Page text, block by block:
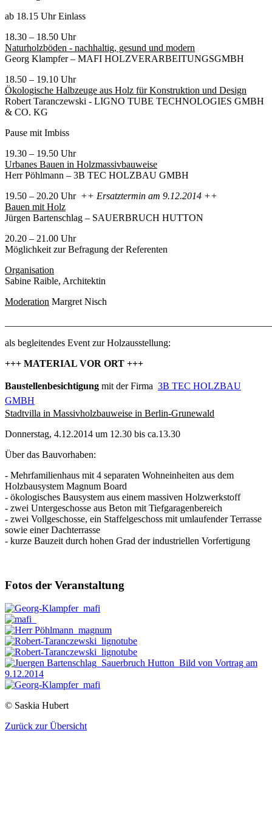
ab 18.15 Uhr Einlass
18.30 – 18.50 Uhr
Naturholzböden - nachhaltig, gesund und modern
Georg Klampfer – MAFI HOLZVERARBEITUNGSGMBH
18.50 – 19.10 Uhr
Ökologische Halbzeuge aus Holz für Konstruktion und Design
Robert Taranczewski - LIGNO TUBE TECHNOLOGIES GMBH
& CO. KG
Pause mit Imbiss
19.30 – 19.50 Uhr
Urbanes Bauen in Holzmassivbauweise
Herr Pöhlmann – 3B TEC HOLZBAU GMBH
19.50 – 20.20 Uhr ++ Ersatztermin am 9.12.2014 ++
Bauen mit Holz
Jürgen Bartenschlag – SAUERBRUCH HUTTON
20.20 – 21.00 Uhr
Möglichkeit zur Befragung der Referenten
Organisation
Sabine Raible, Architektin
Moderation Margret Nisch
als begleitendes Event zur Holzausstellung:
+++ MATERIAL VOR ORT +++
Baustellenbesichtigung mit der Firma 3B TEC HOLZBAU
GMBH
Stadtvilla in Massivholzbauweise in Berlin-Grunewald
Donnerstag, 4.12.2014 um 12.30 bis ca.13.30
Über das Bauvorhaben:
- Mehrfamilienhaus mit 4 separaten Wohneinheiten aus dem
Holzbausystem Magnum Board
- ökologisches Bausystem aus einem massiven Holzwerkstoff
- zwei Untergeschosse aus Beton mit Tiefgaragenbereich
- zwei Vollgeschosse, ein Staffelgeschoss mit umlaufender Terrasse
sowie einer Dachterrasse
- kurze Bauzeit durch hohen Grad der industriellen Vorfertigung
Fotos der Veranstaltung
© Saskia Hubert
Zurück zur Übersicht